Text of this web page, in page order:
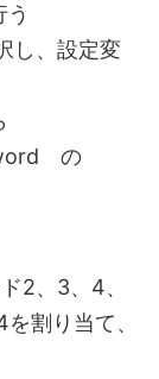
し、設定変
の
2、3、4、
割り当て、